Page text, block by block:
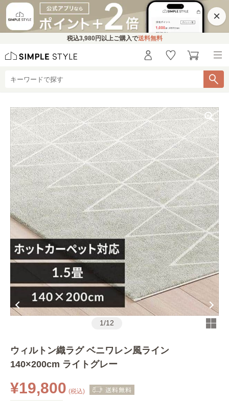
×
税込3,980円 以上ご購入で送料無料
1/12
ウィルトン織ラグ ベニワレン風ライン
140×200cm ライトグレー
¥19,800 (税込)